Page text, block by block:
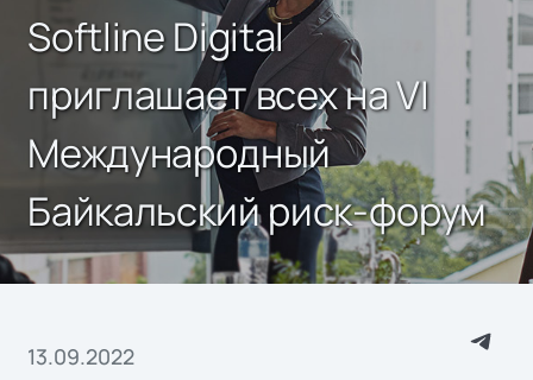
Softline Digital
приглашает всех на VI
Международный
Байкальский риск-форум
13.09.2022